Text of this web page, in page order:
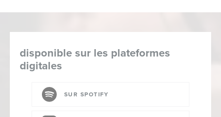
disponible sur les plateformes
digitales
SUR SPOTIFY